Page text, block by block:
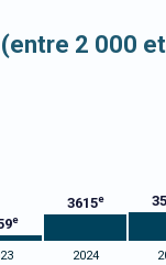
2 000
e
3615e
2024